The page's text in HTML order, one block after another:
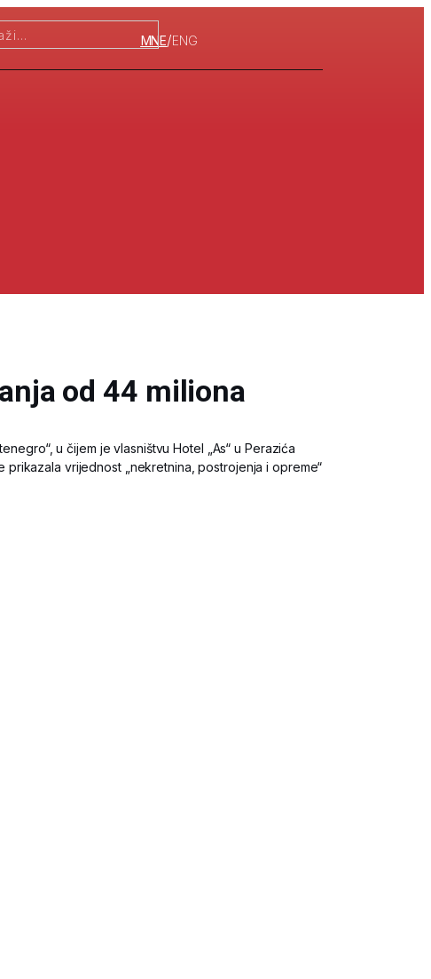
MNE/ENG
od 44 miliona
u čijem je vlasništvu Hotel „As“ u Perazića
prikazala vrijednost „nekretnina, postrojenja i opreme“